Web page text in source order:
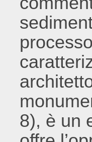
8), è un